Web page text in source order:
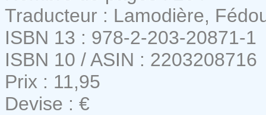
Traducteur : Lamodière,
ISBN 13 : 978-2-203-20871-1
ISBN 10 / ASIN : 2203208716
Prix : 11,95
Devise : €